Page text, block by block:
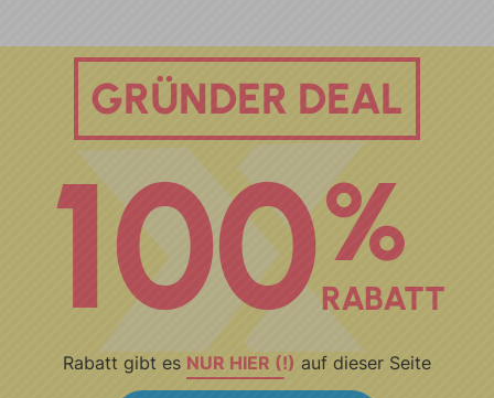
GRÜNDER DEAL
100%
RABATT
Rabatt gibt es NUR HIER (!) auf dieser Seite